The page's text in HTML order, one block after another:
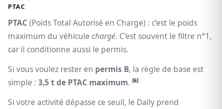
PTAC
PTAC (Poids Total Autorisé en Charge) : c’est le poids
maximum du véhicule chargé. C’est souvent le filtre n°1,
car il conditionne aussi le permis.
Si vous voulez rester en permis B, la règle de base est
simple : 3,5 t de PTAC maximum. [6]
Si votre activité dépasse ce seuil, le Daily prend